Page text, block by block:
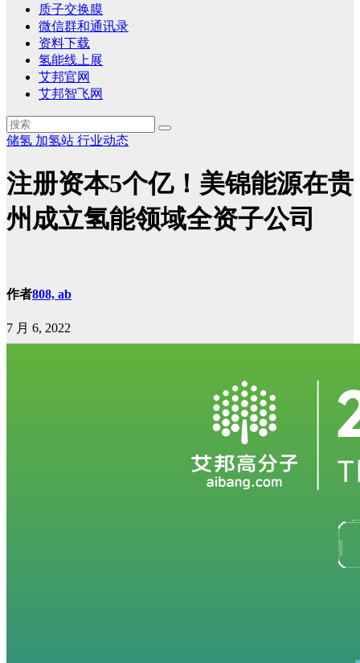
质子交换膜
微信群和通讯录
资料下载
氢能线上展
艾邦官网
艾邦智飞网
储氢 加氢站 行业动态
注册资本5个亿！美锦能源在贵
州成立氢能领域全资子公司
作者808, ab
7 月 6, 2022